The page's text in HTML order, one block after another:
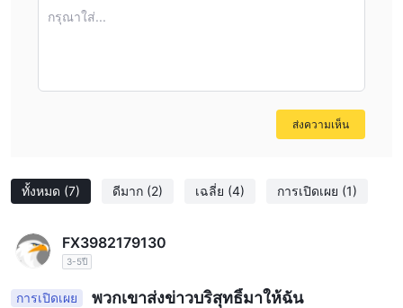
ทั้งหมด (7) ดีมาก (2) เฉลี่ย (4) การเปิดเผย (1)
FX3982179130
3-5ปี
การเปิดเผย พวกเขาส่งข่าวบริสุทธิ์มาให้ฉัน
กรุณาใส่...
ส่งความเห็น